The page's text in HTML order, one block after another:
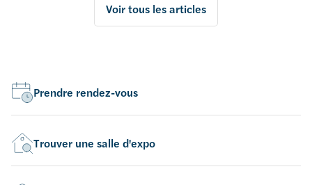
Voir tous les articles
Prendre rendez-vous
Trouver une salle d'expo